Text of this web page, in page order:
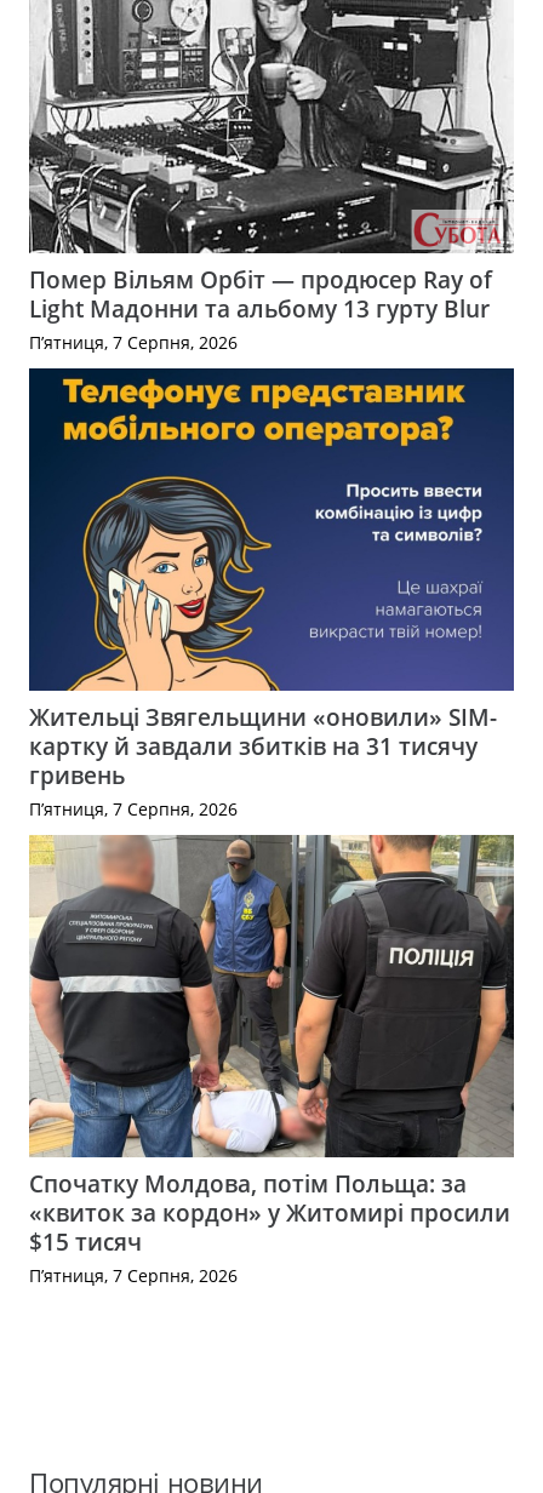
Помер Вільям Орбіт — продюсер Ray of
Light Мадонни та альбому 13 гурту Blur
П’ятниця, 7 Серпня, 2026
Жительці Звягельщини «оновили» SIM-
картку й завдали збитків на 31 тисячу
гривень
П’ятниця, 7 Серпня, 2026
Спочатку Молдова, потім Польща: за
«квиток за кордон» у Житомирі просили
$15 тисяч
П’ятниця, 7 Серпня, 2026
Популярні новини